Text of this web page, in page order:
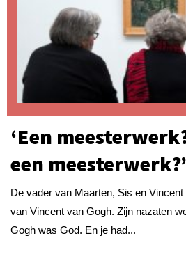
‘Een
een meesterwerk?’
De vader van Maarten, Sis en
van Vincent van Gogh. Zijn nazaten
Gogh was God. En je had...